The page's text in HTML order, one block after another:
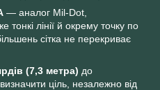
— аналог Mil-Dot,
тонкі лінії й окрему точку по
сітка не перекриває
(7,3 метра) до
ціль, незалежно від